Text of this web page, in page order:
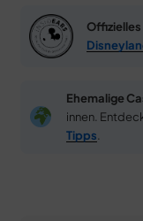
Ehemalige
innen.
Tipps